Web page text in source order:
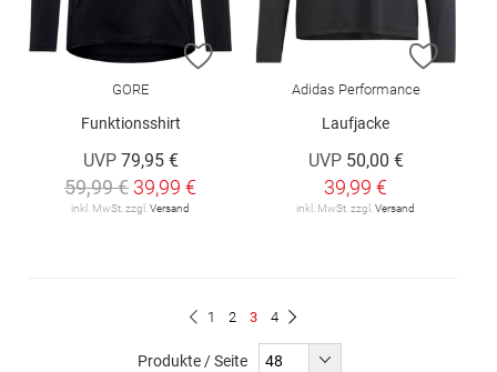
ZUR WUNSCHLISTE HINZUFÜGEN
GORE
Funktionsshirt
UVP 79,95 €
59,99 € 39,99 €
inkl. MwSt. zzgl.Versand
ZUR
Adidas Performance
Laufjacke
UVP 50,00 €
39,99 €
inkl. MwSt. zzgl.Versand
Seite
Zurück
Seite
1 Seite
2
Du
liest
3 Seite
4
Produkte / Seite